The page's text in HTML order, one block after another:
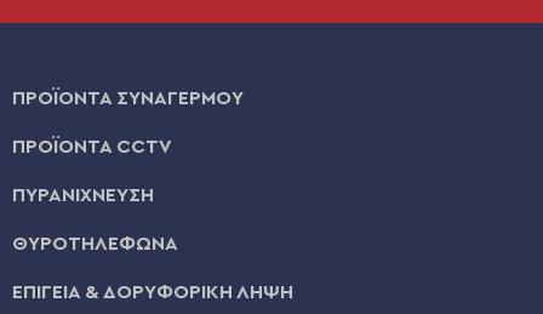
ΠΡΟΪΟΝΤΑ ΣΥΝΑΓΕΡΜΟΥ
ΠΡΟΪΟΝΤΑ CCTV
ΠΥΡΑΝΙΧΝΕΥΣΗ
ΘΥΡΟΤΗΛΕΦΩΝΑ
ΕΠΙΓΕΙΑ & ΔΟΡΥΦΟΡΙΚΗ ΛΗΨΗ